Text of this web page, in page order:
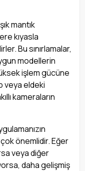
mantık
kıyasla
Bu sınırlamalar,
modellerin
işlem gücüne
veya eldeki
kameraların
önemlidir. Eğer
veya diğer
daha gelişmiş